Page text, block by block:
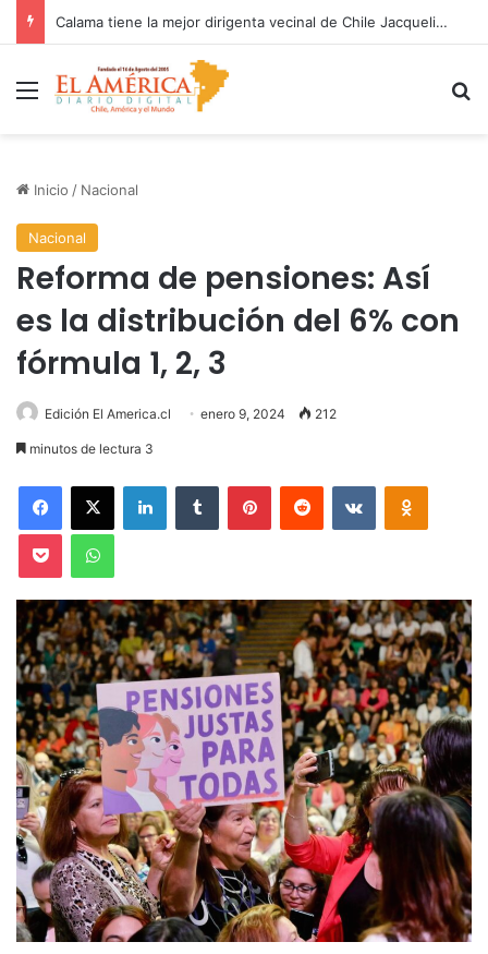
Fondo Patrimonial y Ambiental de El Abra concreta más de 100 proyectos impulsados en la región
Menú
Inicio / Nacional
Nacional
Reforma de pensiones: Así
es la distribución del 6% con
fórmula 1, 2, 3
Edición El America.cl enero 9, 2024 212
minutos de lectura 3
Facebook
X LinkedInTumblr PinterestReddit VKontakte
Pocket WhatsApp